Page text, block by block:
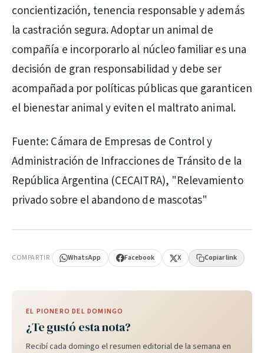
concientización, tenencia responsable y además
la castración segura. Adoptar un animal de
compañía e incorporarlo al núcleo familiar es una
decisión de gran responsabilidad y debe ser
acompañada por políticas públicas que garanticen
el bienestar animal y eviten el maltrato animal.
Fuente: Cámara de Empresas de Control y
Administración de Infracciones de Tránsito de la
República Argentina (CECAITRA), "Relevamiento
privado sobre el abandono de mascotas"
COMPARTIR WhatsApp Facebook X Copiar link
EL PIONERO DEL DOMINGO
¿Te gustó esta nota?
Recibí cada domingo el resumen editorial de la semana en